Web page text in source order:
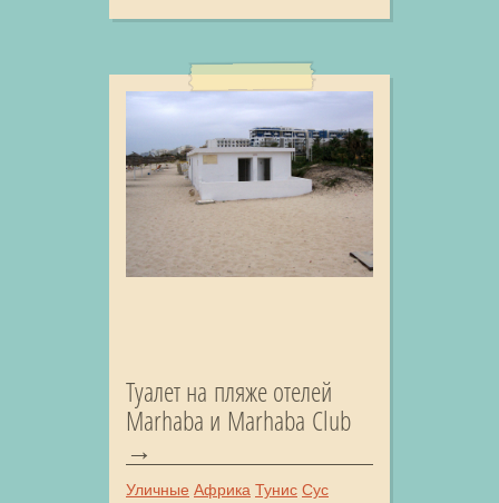
Туалет на пляже отелей
Marhaba и Marhaba Club
Уличные Африка Тунис Сус